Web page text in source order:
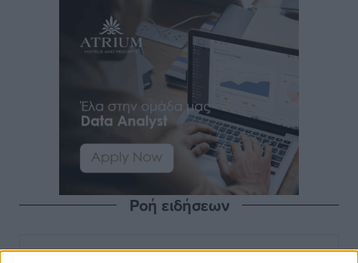
Ροή ειδήσεων
Έφυγε από τη ζωή ο επί σειρά ετών εφημέριος στον